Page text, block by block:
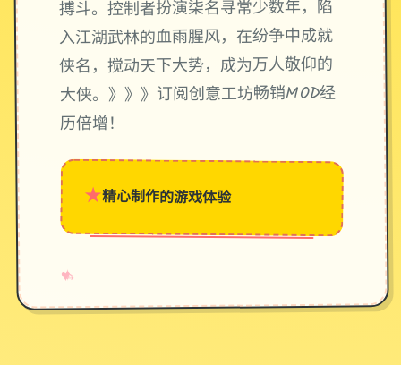
搏斗。控制者扮演柒名寻常少数年，陷
入江湖武林的血雨腥风，在纷争中成就
侠名，搅动天下大势，成为万人敬仰的
大侠。》》》订阅创意工坊畅销MOD经
历倍增！
★精心制作的游戏体验
♥
✧
→